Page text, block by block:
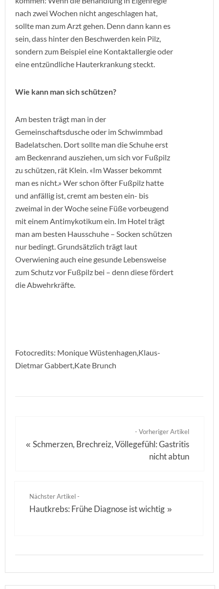
nach zwei Wochen nicht angeschlagen hat,
sollte man zum Arzt gehen. Denn dann kann es
sein, dass hinter den Beschwerden kein Pilz,
sondern zum Beispiel eine Kontaktallergie oder
eine entzündliche Hauterkrankung steckt.
Wie kann man sich schützen?
Am besten trägt man in der
Gemeinschaftsdusche oder im Schwimmbad
Badelatschen. Dort sollte man die Schuhe erst
am Beckenrand ausziehen, um sich vor Fußpilz
zu schützen, rät Klein. «Im Wasser bekommt
man es nicht.» Wer schon öfter Fußpilz hatte
und anfällig ist, cremt am besten ein- bis
zweimal in der Woche seine Füße vorbeugend
mit einem Antimykotikum ein. Im Hotel trägt
man am besten Hausschuhe – Socken schützen
nur bedingt. Grundsätzlich trägt laut
Overwiening auch eine gesunde Lebensweise
zum Schutz vor Fußpilz bei – denn diese fördert
die Abwehrkräfte.
Fotocredits: Monique Wüstenhagen,Klaus-
Dietmar Gabbert,Kate Brunch
- Vorheriger Artikel
«Schmerzen, Brechreiz, Völlegefühl: Gastritis
nicht abtun
Nächster Artikel -
Hautkrebs: Frühe Diagnose ist wichtig »